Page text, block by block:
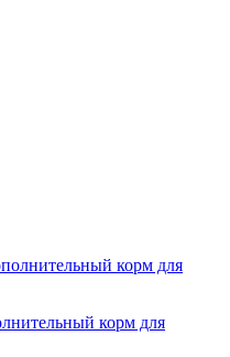
корм для